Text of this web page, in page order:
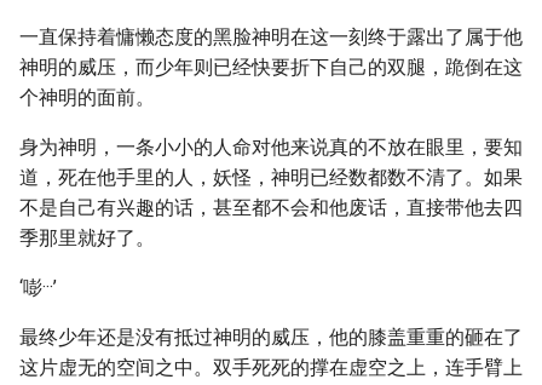
一直保持着慵懒态度的黑脸神明在这一刻终于露出了属于他
神明的威压，而少年则已经快要折下自己的双腿，跪倒在这
个神明的面前。
身为神明，一条小小的人命对他来说真的不放在眼里，要知
道，死在他手里的人，妖怪，神明已经数都数不清了。如果
不是自己有兴趣的话，甚至都不会和他废话，直接带他去四
季那里就好了。
‘嘭···’
最终少年还是没有抵过神明的威压，他的膝盖重重的砸在了
这片虚无的空间之中。双手死死的撑在虚空之上，连手臂上